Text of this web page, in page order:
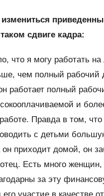
измениться
сдвиге кадра:
что я могу работать
чем полный рабочий
работает полный
и
Правда в том,
с детьми
он приходит домой, он
Есть много женщин,
за эту
участие в качестве